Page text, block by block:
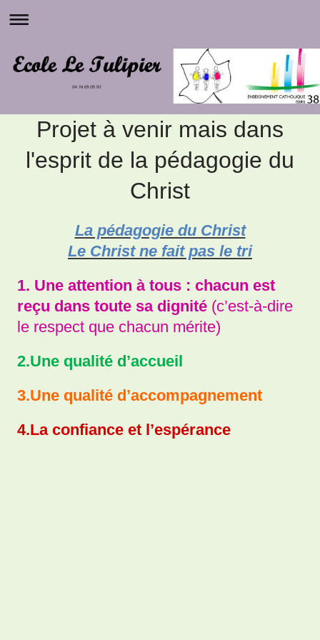
Projet à venir mais dans
l'esprit de la pédagogie du
Christ
La pédagogie du Christ
Le Christ ne fait pas le tri
1. Une attention à tous : chacun est
reçu dans toute sa dignité (c’est-à-dire
le respect que chacun mérite)
2.Une qualité d’accueil
3.Une qualité d’accompagnement
4.La confiance et l’espérance